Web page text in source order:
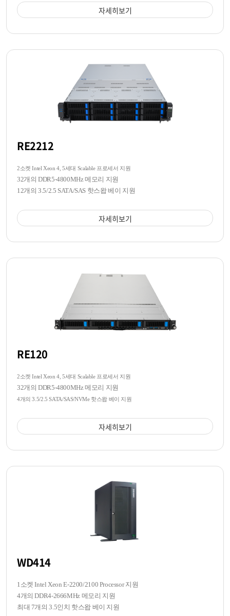
자세히보기
RE2212
2소켓 Intel Xeon 4, 5세대 Scalable 프로세서 지원
32개의 DDR5-4800MHz 메모리 지원
12개의 3.5/2.5 SATA/SAS 핫스왑 베이 지원
자세히보기
RE120
2소켓 Intel Xeon 4, 5세대 Scalable 프로세서 지원
32개의 DDR5-4800MHz 메모리 지원
4개의 3.5/2.5 SATA/SAS/NVMe 핫스왑 베이 지원
자세히보기
WD414
1소켓 Intel Xeon E-2200/2100 Processor 지원
4개의 DDR4-2666MHz 메모리 지원
최대 7개의 3.5인치 핫스왑 베이 지원